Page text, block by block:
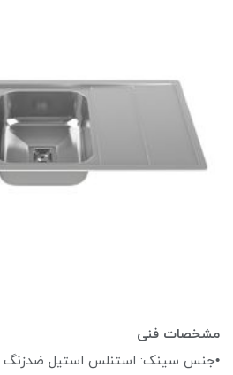
مشخصات فنی